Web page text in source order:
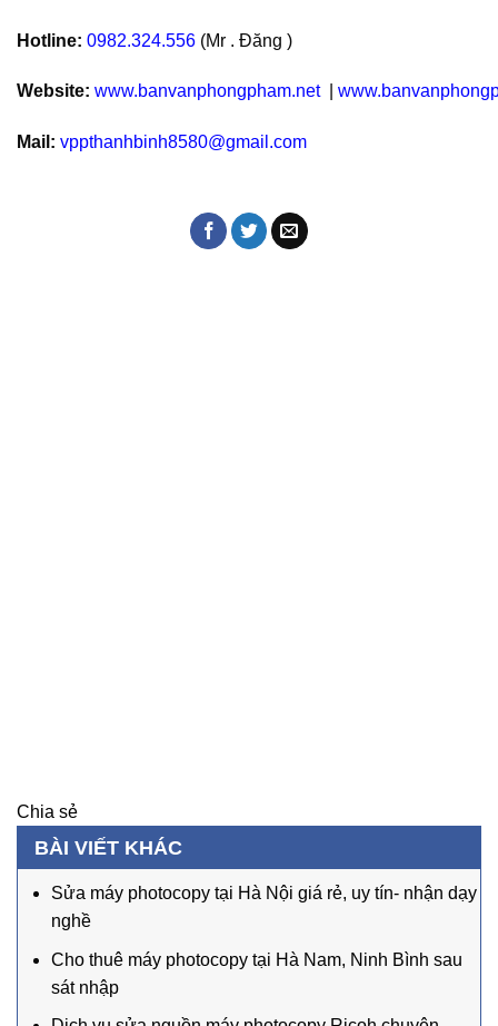
Hotline: 0982.324.556 (Mr . Đăng )
Website: www.banvanphongpham.net
Mail: vppthanhbinh8580@gmail.com
Chia sẻ
BÀI VIẾT KHÁC
Sửa máy photocopy tại Hà Nội giá rẻ, uy tín- nhận dạy
nghề
Cho thuê máy photocopy tại Hà Nam, Ninh Bình sau
sát nhập